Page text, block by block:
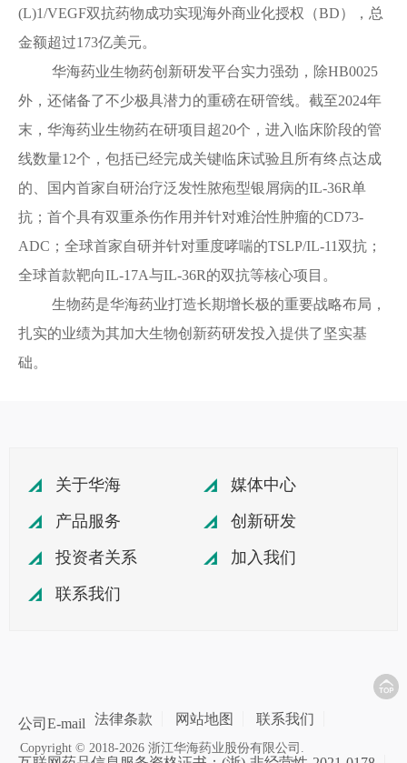
(L)1/VEGF双抗药物成功实现海外商业化授权（BD），总
金额超过173亿美元。
华海药业生物药创新研发平台实力强劲，除HB0025
外，还储备了不少极具潜力的重磅在研管线。截至2024年
末，华海药业生物药在研项目超20个，进入临床阶段的管
线数量12个，包括已经完成关键临床试验且所有终点达成
的、国内首家自研治疗泛发性脓疱型银屑病的IL-36R单
抗；首个具有双重杀伤作用并针对难治性肿瘤的CD73-
ADC；全球首家自研并针对重度哮喘的TSLP/IL-11双抗；
全球首款靶向IL-17A与IL-36R的双抗等核心项目。
生物药是华海药业打造长期增长极的重要战略布局，
扎实的业绩为其加大生物创新药研发投入提供了坚实基
础。
关于华海
媒体中心
产品服务
创新研发
投资者关系
加入我们
联系我们
法律条款 网站地图 联系我们
公司E-mail
Copyright © 2018-2026 浙江华海药业股份有限公司.